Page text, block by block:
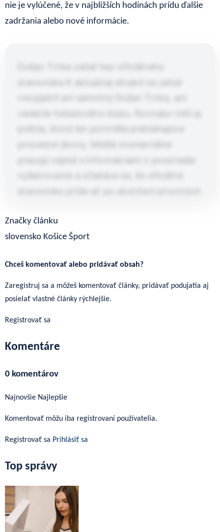
nie je vylúčené, že v najbližších hodinách prídu ďalšie
zadržania alebo nové informácie.
Prečítaj celý článok
Značky článku
slovensko Košice Šport
Chceš komentovať alebo pridávať obsah?
Zaregistruj sa a môžeš komentovať články, pridávať podujatia aj
posielať vlastné články rýchlejšie.
Registrovať sa
Komentáre
0 komentárov
Najnovšie Najlepšie
Komentovať môžu iba registrovaní používatelia.
Registrovať sa Prihlásiť sa
Top správy